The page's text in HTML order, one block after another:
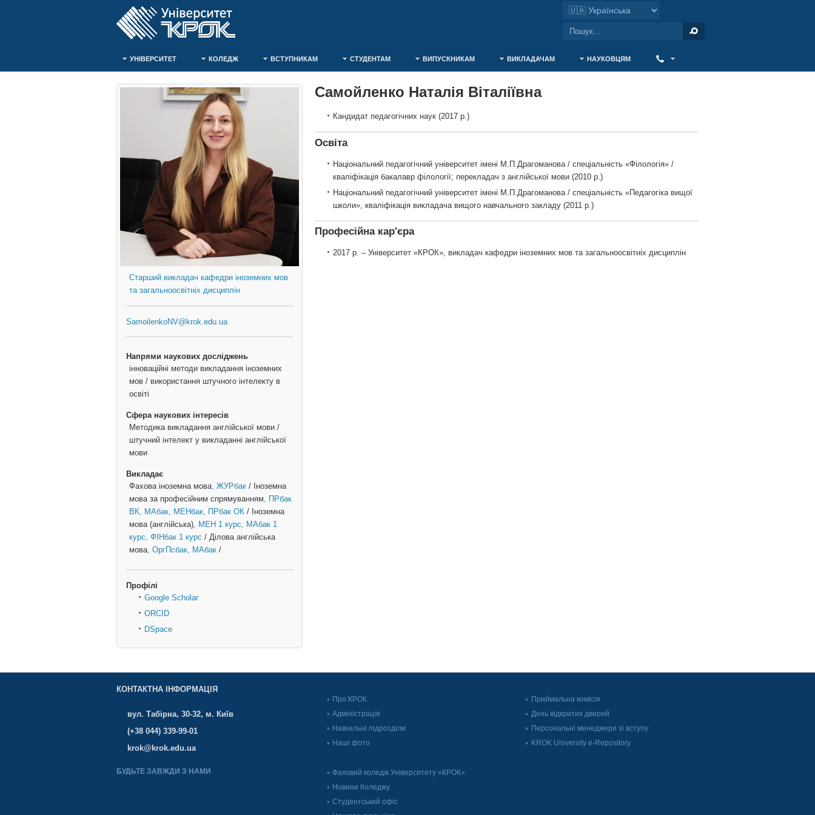
УНІВЕРСИТЕТ КОЛЕДЖ ВСТУПНИКАМ СТУДЕНТАМ ВИПУСКНИКАМ ВИКЛАДАЧАМ НАУКОВЦЯМ
Старший викладач кафедри іноземних мов
та загальноосвітніх дисциплін
SamoilenkoNV@krok.edu.ua
Напрями наукових досліджень
інноваційні методи викладання іноземних
мов / використання штучного інтелекту в
освіті
Сфера наукових інтересів
Методика викладання англійської мови /
штучний інтелект у викладанні англійської
мови
Викладає
Фахова іноземна мова, ЖУРбак / Іноземна
мова за професійним спрямуванням, ПРбак
ВК, МАбак, МЕНбак, ПРбак ОК / Іноземна
мова (англійська), МЕН 1 курс, МАбак 1
курс, ФІНбак 1 курс / Ділова англійська
мова, ОргПсбак, МАбак /
Профілі
Google Scholar
ORCID
DSpace
Самойленко Наталія Віталіївна
Кандидат педагогічних наук (2017 р.)
Освіта
Національний педагогічний університет імені М.П.Драгоманова / спеціальність «Філологія» /
кваліфікація бакалавр філології; перекладач з англійської мови (2010 р.)
Національний педагогічний університет імені М.П.Драгоманова / спеціальність «Педагогіка вищої
школи», кваліфікація викладача вищого навчального закладу (2011 р.)
Професійна кар'єра
2017 р. – Університет «КРОК», викладач кафедри іноземних мов та загальноосвітніх дисциплін
КОНТАКТНА ІНФОРМАЦІЯ
вул. Табірна, 30-32, м. Київ
(+38 044) 339-99-01
krok@krok.edu.ua
БУДЬТЕ ЗАВЖДИ З НАМИ
Про КРОК
Адміністрація
Навчальні підрозділи
Наші фото
Фаховий коледж Університету «КРОК»
Новини Коледжу
Студентський офіс
Приймальна комісія
День відкритих дверей
Персональні менеджери зі вступу
KROK University e-Repository